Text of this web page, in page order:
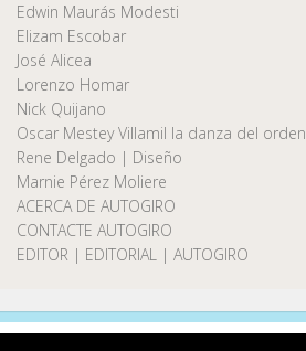
Edwin Maurás Modesti
Elizam Escobar
José Alicea
Lorenzo Homar
Nick Quijano
Oscar Mestey Villamil la danza del orden
Rene Delgado | Diseño
Marnie Pérez Moliere
ACERCA DE AUTOGIRO
CONTACTE AUTOGIRO
EDITOR | EDITORIAL | AUTOGIRO